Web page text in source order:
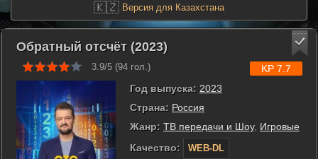
🇰🇿 Версия для Казахстана
Обратный отсчёт (2023)
3.9/5 (94 гол.)
Год выпуска: 2023
Страна: Россия
Жанр: ТВ передачи и Шоу, Игровые
Качество:
WEB-DL
KP 7.7